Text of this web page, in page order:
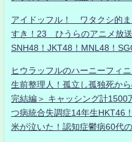
アイドッフル！ ワタクシ的
すき！23 ひうらのアニメ放
SNH48！JKT48！MNL48！
ヒウラッフルのハーニーフィ
生前整理人！孤立し孤独死か
完結編＞ キャッシング計1500
つ病統合失調症14年生HKT46
米が泣いた！認知症鬱病60代